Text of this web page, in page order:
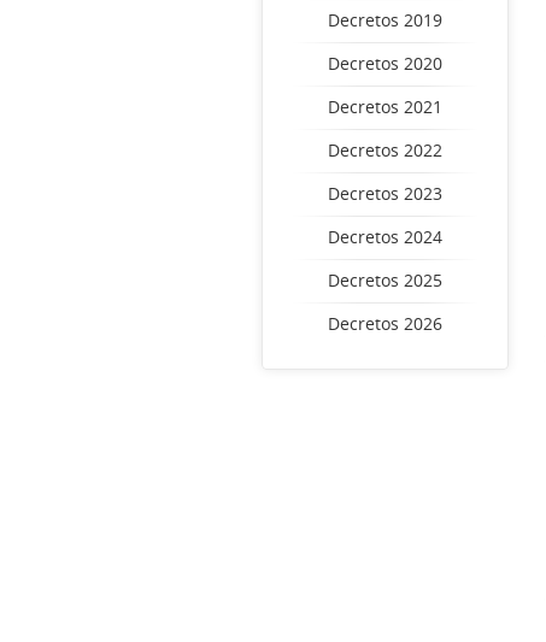
Decretos 2019
Decretos 2020
Decretos 2021
Decretos 2022
Decretos 2023
Decretos 2024
Decretos 2025
Decretos 2026